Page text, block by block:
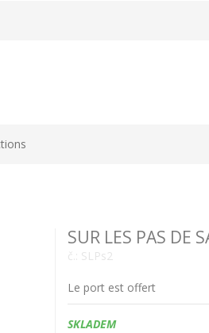
SUR LES PAS DE
č.: SLPs2
Le port est offert
Dostupnost:
SKLADEM